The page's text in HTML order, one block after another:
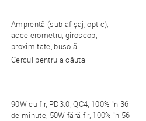
Amprentă (sub afișaj, optic),
accelerometru, giroscop,
proximitate, busolă
Cercul pentru a căuta
90W cu fir, PD3.0, QC4, 100% în 36
de minute, 50W fără fir, 100% în 56